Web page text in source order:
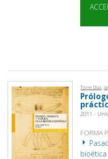
Torre Díaz,
2011 -
FORMA